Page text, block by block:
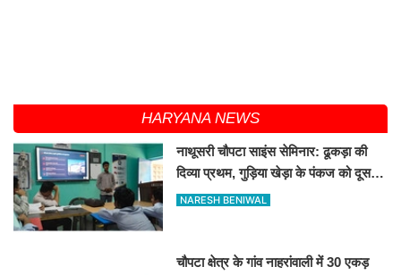
HARYANA NEWS
नाथूसरी चौपटा साइंस सेमिनार: ढूकड़ा की
दिव्या प्रथम, गुड़िया खेड़ा के पंकज को दूसरा
स्थान
NARESH BENIWAL
चौपटा क्षेत्र के गांव नाहरांवाली में 30 एकड़